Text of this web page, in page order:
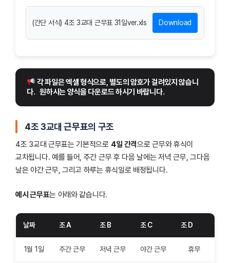
(간단 서식) 4조 3교대 근무표 31일ver.xls Download
각 파일은 엑셀 형식으로, 별도의 암호가 걸려있지 않습니
다. 원하시는 양식을 다운로드 하시기 바랍니다.
4조 3교대 근무표의 구조
4조 3교대 근무표는 기본적으로 4일 간격으로 근무와 휴식이
교차됩니다. 예를 들어, 주간 근무 후 다음 날에는 저녁 근무, 그다음
날은 야간 근무, 그리고 하루는 휴식일로 배정됩니다.
예시 근무표는 아래와 같습니다.
날짜 조 A 조 B 조 C 조 D
1월 1일 주간 근무 저녁 근무 야간 근무 휴무